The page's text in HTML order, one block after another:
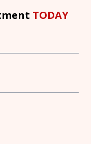
TODAY